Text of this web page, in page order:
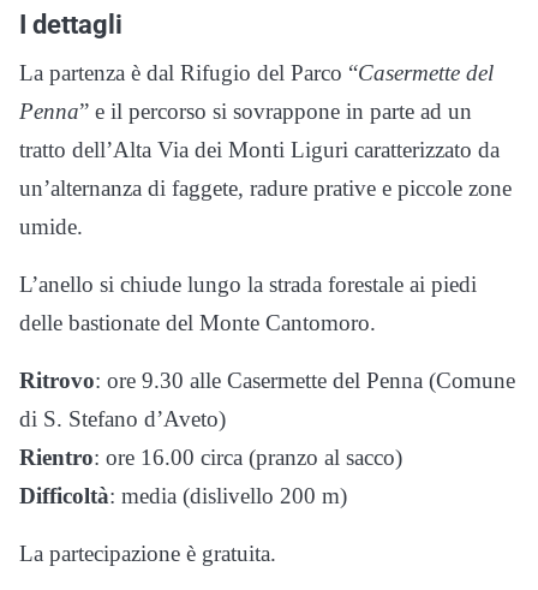
I dettagli
La partenza è dal Rifugio del Parco “Casermette del
Penna” e il percorso si sovrappone in parte ad un
tratto dell’Alta Via dei Monti Liguri caratterizzato da
un’alternanza di faggete, radure prative e piccole zone
umide.
L’anello si chiude lungo la strada forestale ai piedi
delle bastionate del Monte Cantomoro.
Ritrovo: ore 9.30 alle Casermette del Penna (Comune
di S. Stefano d’Aveto)
Rientro: ore 16.00 circa (pranzo al sacco)
Difficoltà: media (dislivello 200 m)
La partecipazione è gratuita.